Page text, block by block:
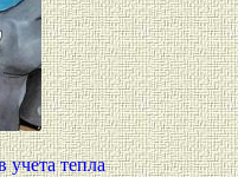
учета тепла